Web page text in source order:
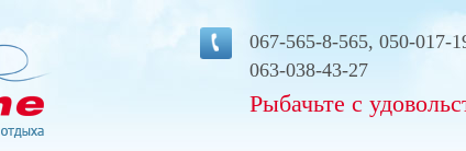
067-565-8-565, 050-017-
063-038-43-27
Рыбачьте с